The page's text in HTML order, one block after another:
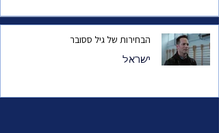
הבחירות של גיל ססובר
ישראל